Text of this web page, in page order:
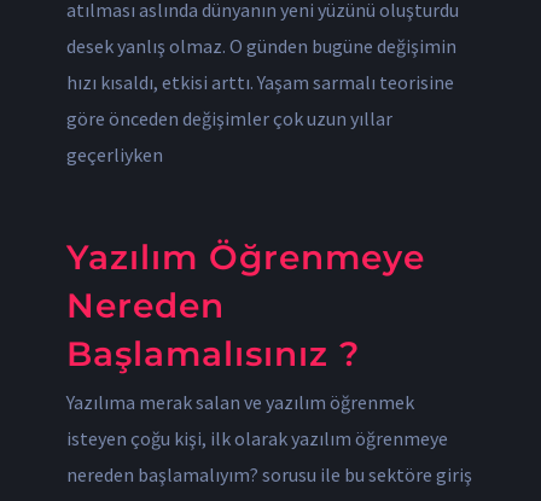
atılması aslında dünyanın yeni yüzünü oluşturdu
desek yanlış olmaz. O günden bugüne değişimin
hızı kısaldı, etkisi arttı. Yaşam sarmalı teorisine
göre önceden değişimler çok uzun yıllar
geçerliyken
Yazılım Öğrenmeye
Nereden
Başlamalısınız ?
Yazılıma merak salan ve yazılım öğrenmek
isteyen çoğu kişi, ilk olarak yazılım öğrenmeye
nereden başlamalıyım? sorusu ile bu sektöre giriş